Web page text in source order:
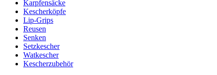
Karpfensäcke
Kescherköpfe
Lip-Grips
Reusen
Senken
Setzkescher
Watkescher
Kescherzubehör